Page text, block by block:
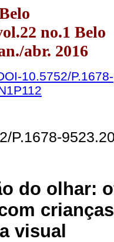
no.1 Belo
abr. 2016
10.5752/P.1678-
P.1678-
do olhar:
visual